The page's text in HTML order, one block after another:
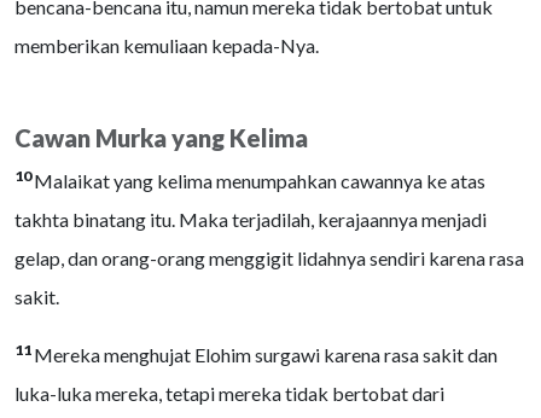
bencana-bencana itu, namun mereka tidak bertobat untuk
memberikan kemuliaan kepada-Nya.
Cawan Murka yang Kelima
10Malaikat yang kelima menumpahkan cawannya ke atas
takhta binatang itu. Maka terjadilah, kerajaannya menjadi
gelap, dan orang-orang menggigit lidahnya sendiri karena rasa
sakit.
11 Mereka menghujat Elohim surgawi karena rasa sakit dan
luka-luka mereka, tetapi mereka tidak bertobat dari